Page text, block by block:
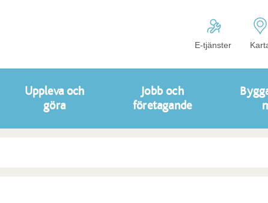
E-tjänster
Uppleva och
göra
Jobb och
företagande